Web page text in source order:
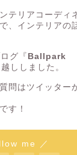
テリアコーディ
、インテリアの
グ『 Ballpark
ししました。
問はツイッター
す！
me ／